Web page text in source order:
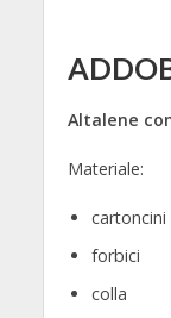
Altalene
Materiale:
forbici
colla